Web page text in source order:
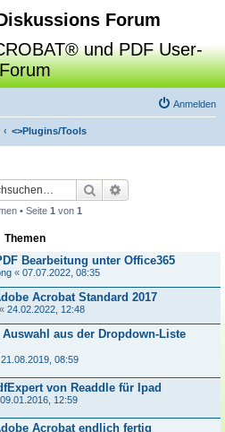
Forum
und PDF User-
Forum
Anmelden
<>Plugins/Tools
Suche
• Seite 1 von 1
Themen
Bearbeitung unter Office365
« 07.07.2022, 08:35
Acrobat Standard 2017
« 24.02.2022, 12:48
Auswahl aus der Dropdown-Liste
21.08.2019, 08:59
von Readdle für Ipad
09.01.2016, 12:59
Acrobat endlich fertig